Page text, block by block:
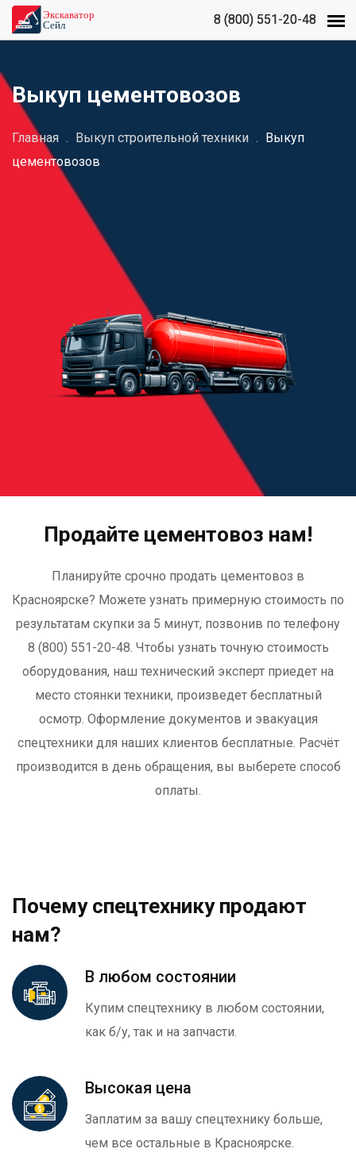
8 (800) 551-20-48
8 (800) 551-20-48
Выкуп цементовозов
Главная . Выкуп строительной техники . Выкуп
цементовозов
Продайте цементовоз нам!
Планируйте срочно продать цементовоз в
Красноярске? Можете узнать примерную стоимость по
результатам скупки за 5 минут, позвонив по телефону
8 (800) 551-20-48. Чтобы узнать точную стоимость
оборудования, наш технический эксперт приедет на
место стоянки техники, произведет бесплатный
осмотр. Оформление документов и эвакуация
спецтехники для наших клиентов бесплатные. Расчёт
производится в день обращения, вы выберете способ
оплаты.
Почему спецтехнику продают
нам?
В любом состоянии
Купим спецтехнику в любом состоянии,
как б/у, так и на запчасти.
Высокая цена
Заплатим за вашу спецтехнику больше,
чем все остальные в Красноярске.